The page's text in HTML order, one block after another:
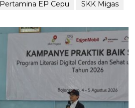
Pertamina EP Cepu SKK Migas